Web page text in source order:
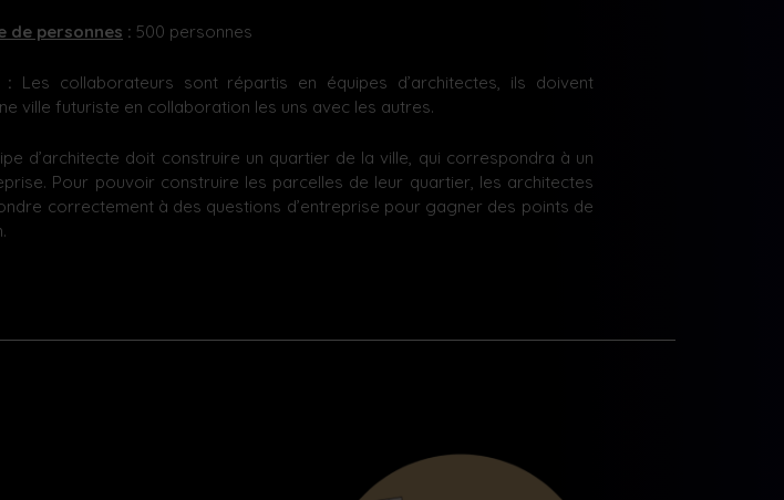
de personnes : 500 personnes
: Les collaborateurs sont répartis en équipes d’architectes, ils doivent
ville futuriste en collaboration les uns avec les autres.
d’architecte doit construire un quartier de la ville, qui correspondra à un
Pour pouvoir construire les parcelles de leur quartier, les architectes
correctement à des questions d’entreprise pour gagner des points de